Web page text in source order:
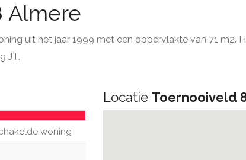
Almere
uit het jaar 1999 met een oppervlakte van 71 m2.
JT.
woning
Locatie Toernooiveld